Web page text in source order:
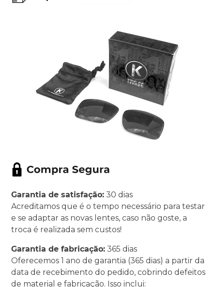
Garantia de satisfação: 30 dias
Acreditamos que é o tempo necessário para testar
e se adaptar as novas lentes, caso não goste, a
troca é realizada sem custos!
Garantia de fabricação: 365 dias
Oferecemos 1 ano de garantia (365 dias) a partir da
data de recebimento do pedido, cobrindo defeitos
de material e fabricação. Isso inclui: